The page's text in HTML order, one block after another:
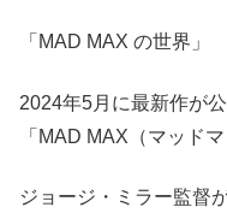
「MAD MAX の世界」
2024年5月に最新作が
「MAD MAX（マッド
ジョージ・ミラー監督